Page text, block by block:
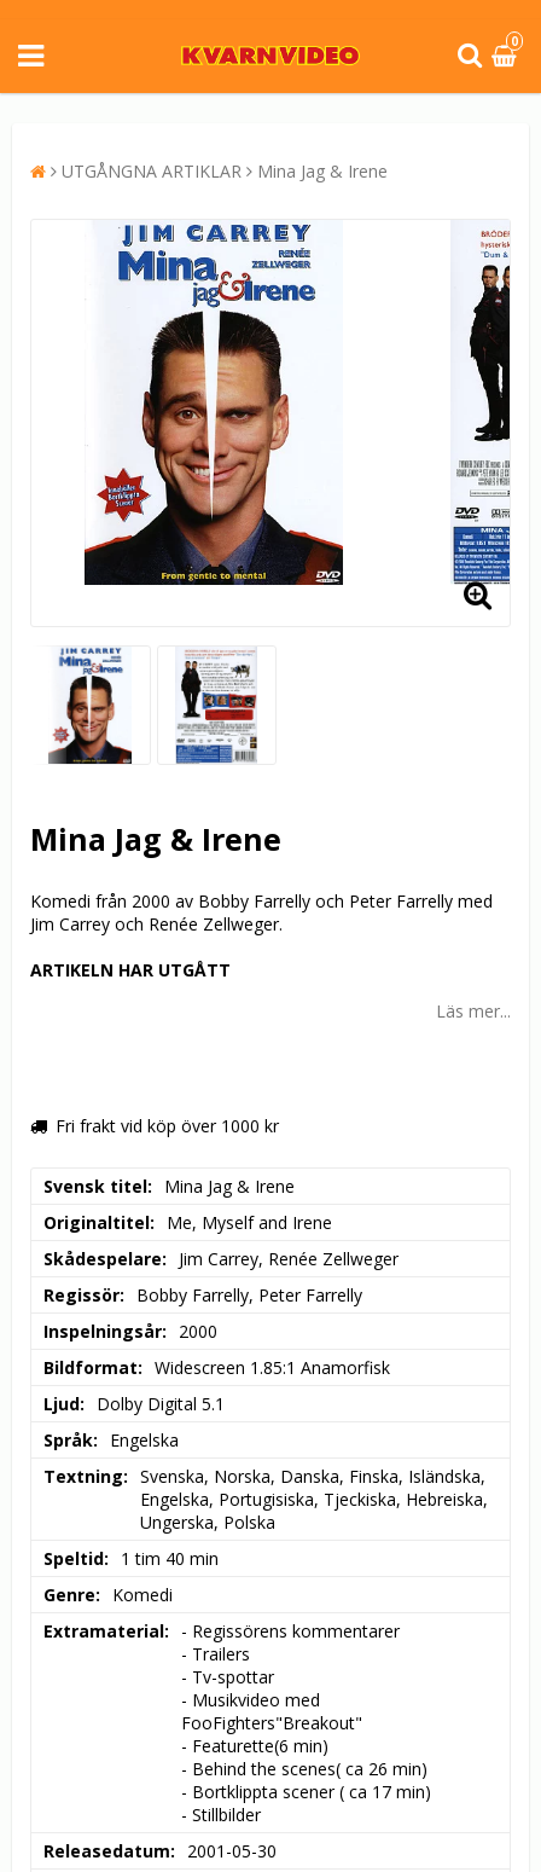
0
UTGÅNGNA ARTIKLAR Mina Jag & Irene
Mina Jag & Irene
Komedi från 2000 av Bobby Farrelly och Peter Farrelly med
Jim Carrey och Renée Zellweger.
ARTIKELN HAR UTGÅTT
Läs mer...
Fri frakt vid köp över 1000 kr
Svensk titel
Mina Jag & Irene
Originaltitel
Me, Myself and Irene
Skådespelare
Jim Carrey, Renée Zellweger
Regissör
Bobby Farrelly, Peter Farrelly
Inspelningsår
2000
Bildformat
Widescreen 1.85:1 Anamorfisk
Ljud
Dolby Digital 5.1
Språk
Engelska
Textning
Svenska, Norska, Danska, Finska, Isländska,
Engelska, Portugisiska, Tjeckiska, Hebreiska,
Ungerska, Polska
Speltid
1 tim 40 min
Genre
Komedi
Extramaterial
- Regissörens kommentarer
- Trailers
- Tv-spottar
- Musikvideo med
FooFighters"Breakout"
- Featurette(6 min)
- Behind the scenes( ca 26 min)
- Bortklippta scener ( ca 17 min)
- Stillbilder
Releasedatum
2001-05-30